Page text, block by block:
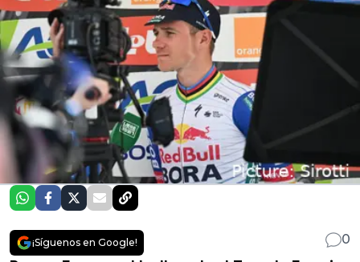
¡Síguenos en Google!
0